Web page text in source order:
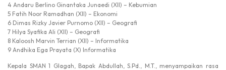
4 Andaru Berlino Ginantaka Junaedi (XII) – Kebumian
5 Fatih Noor Ramadhan (XII) – Ekonomi
6 Dimas Rizky Javier Purnomo (XII) – Geografi
7 Hilya Syafika Ali (XII) – Geografi
8 Kaloosh Marvin Terrian (XII) – Informatika
9 Andhika Ega Prayata (X) Informatika
Kepala SMAN 1 Glagah, Bapak Abdullah, S.Pd., M.T., menyampaikan rasa